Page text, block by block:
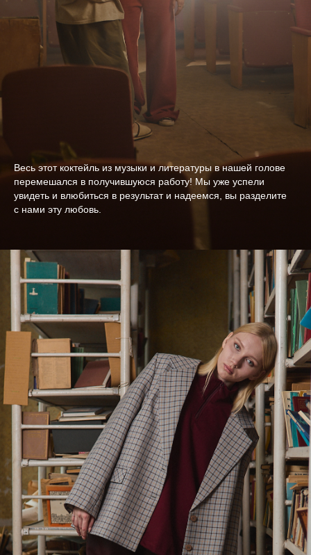
Весь этот коктейль из музыки и литературы в нашей голове
перемешался в получившуюся работу! Мы уже успели
увидеть и влюбиться в результат и надеемся, вы разделите
с нами эту любовь.